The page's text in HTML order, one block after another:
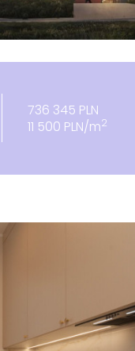
736 345 PLN
11 500 PLN/m2